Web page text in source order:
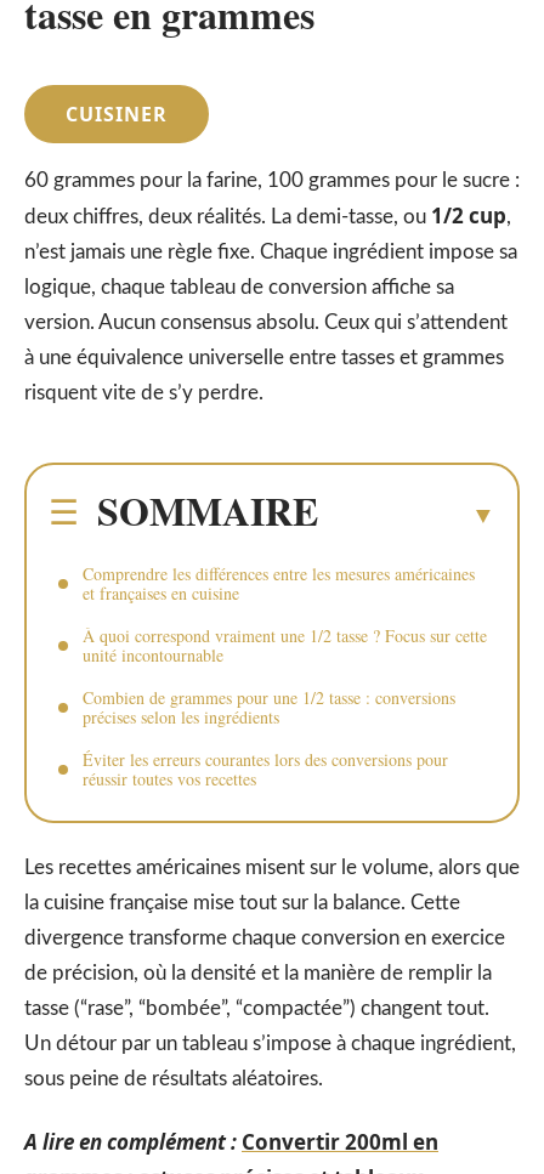
tasse en grammes
CUISINER
60 grammes pour la farine, 100 grammes pour le sucre :
deux chiffres, deux réalités. La demi-tasse, ou 1/2 cup,
n’est jamais une règle fixe. Chaque ingrédient impose sa
logique, chaque tableau de conversion affiche sa
version. Aucun consensus absolu. Ceux qui s’attendent
à une équivalence universelle entre tasses et grammes
risquent vite de s’y perdre.
SOMMAIRE
Comprendre les différences entre les mesures américaines
et françaises en cuisine
À quoi correspond vraiment une 1/2 tasse ? Focus sur cette
unité incontournable
Combien de grammes pour une 1/2 tasse : conversions
précises selon les ingrédients
Éviter les erreurs courantes lors des conversions pour
réussir toutes vos recettes
Les recettes américaines misent sur le volume, alors que
la cuisine française mise tout sur la balance. Cette
divergence transforme chaque conversion en exercice
de précision, où la densité et la manière de remplir la
tasse (“rase”, “bombée”, “compactée”) changent tout.
Un détour par un tableau s’impose à chaque ingrédient,
sous peine de résultats aléatoires.
A lire en complément : Convertir 200ml en